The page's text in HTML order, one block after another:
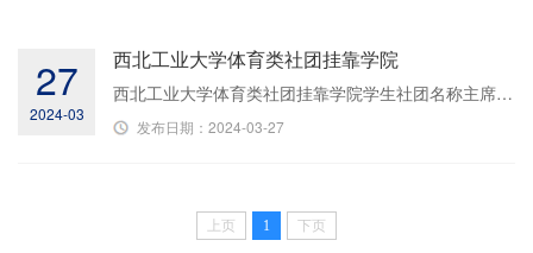
27
2024-03
西北工业大学体育类社团挂靠学院
西北工业大学体育类社团挂靠学院学生社团名称主席单位（学院）体育部指导教师西北工业大学学生乒乓球协会航海学院毛煜西北工业大学学生武术协会数学与统计学院杨默衍西北工业大学学生羽毛球协会航空学院赵春娜西北工业大学学生律动三航健美操俱乐部自动化学院彭琼西北工业大学学生排球协会伦敦玛丽女王大学工程学院颜秉洪西北工业大学学生J-soul轮滑协会体育部王志峰西北工业大学学生足球俱乐部体育部王小乐西北工业大学学生棋...
发布日期：2024-03-27
上页 1 下页